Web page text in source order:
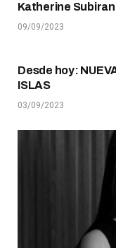
Katherine
09/09/2023
Desde hoy:
ISLAS
03/09/2023